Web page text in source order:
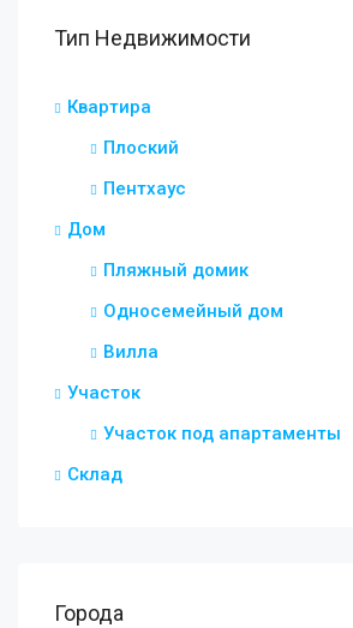
Тип Недвижимости
Квартира
Плоский
Пентхаус
Дом
Пляжный домик
Односемейный дом
Вилла
Участок
Участок под апартаменты
Склад
Города